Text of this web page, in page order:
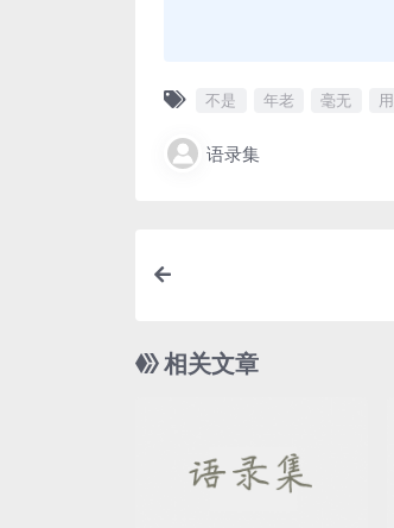
不是 年老 毫无
语录集
相关文章